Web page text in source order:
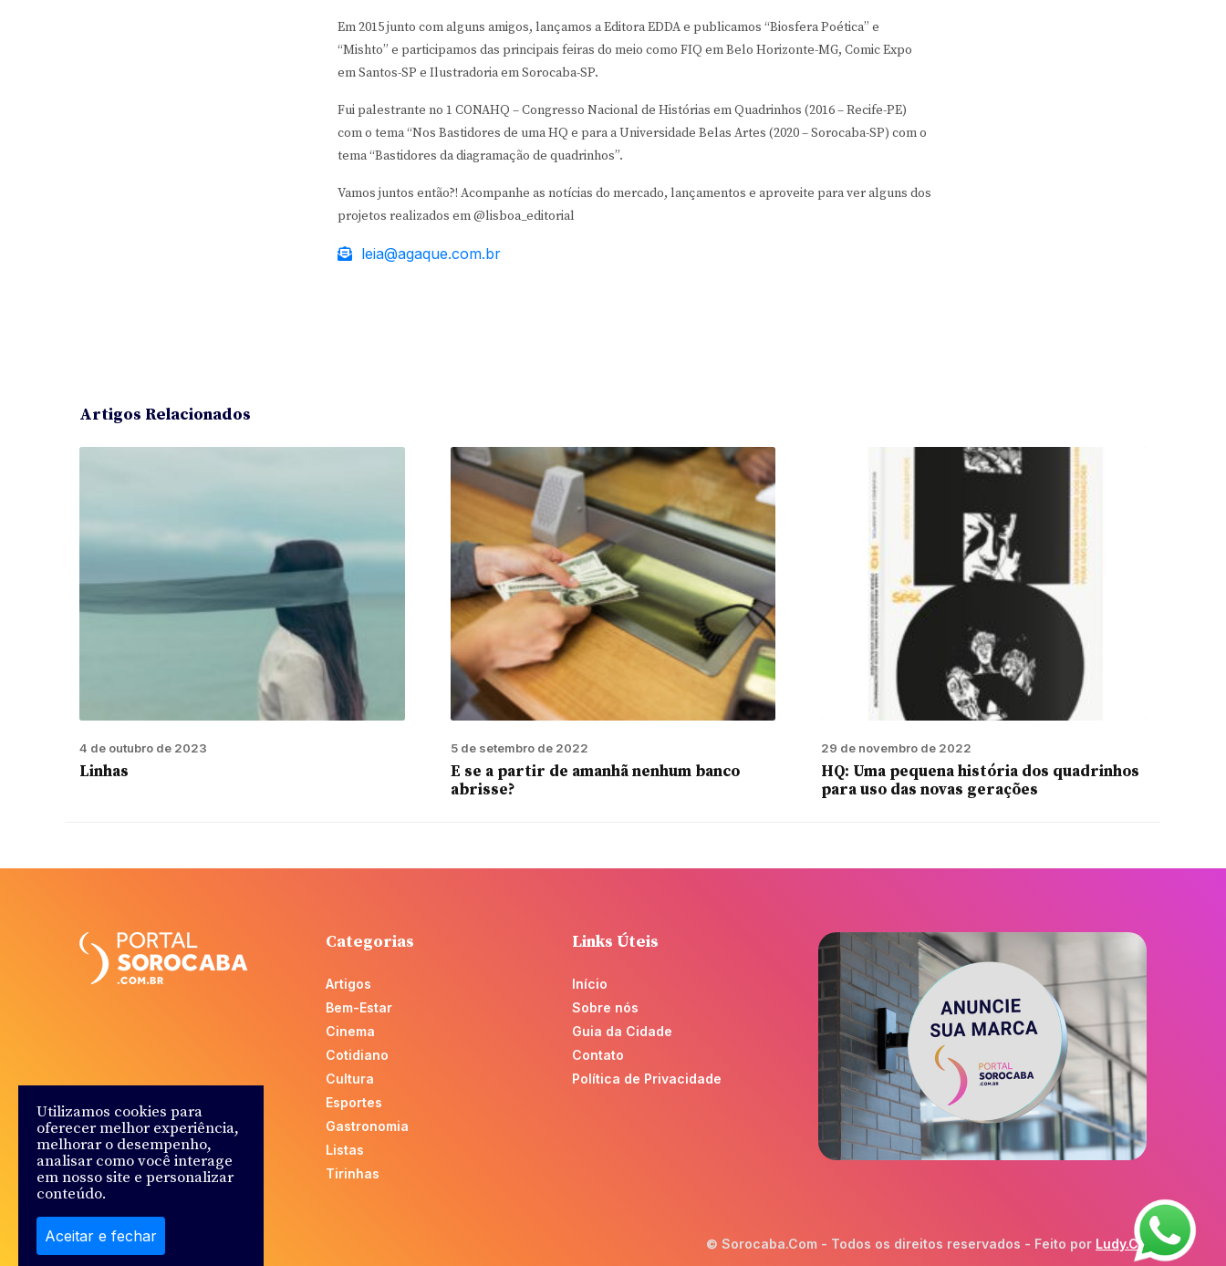
Em 2015 junto com alguns amigos, lançamos a Editora EDDA e publicamos “Biosfera Poética” e
“Mishto” e participamos das principais feiras do meio como FIQ em Belo Horizonte-MG, Comic Expo
em Santos-SP e Ilustradoria em Sorocaba-SP.
Fui palestrante no 1 CONAHQ – Congresso Nacional de Histórias em Quadrinhos (2016 – Recife-PE)
com o tema “Nos Bastidores de uma HQ e para a Universidade Belas Artes (2020 – Sorocaba-SP) com o
tema “Bastidores da diagramação de quadrinhos”.
Vamos juntos então?! Acompanhe as notícias do mercado, lançamentos e aproveite para ver alguns dos
projetos realizados em @lisboa_editorial
leia@agaque.com.br
Artigos Relacionados
4 de outubro de 2023
Linhas
5 de setembro de 2022
E se a partir de amanhã nenhum banco
abrisse?
29 de novembro de 2022
HQ: Uma pequena história dos quadrinhos
para uso das novas gerações
Categorias
Artigos
Bem-Estar
Cinema
Cotidiano
Cultura
Esportes
Gastronomia
Listas
Tirinhas
Links Úteis
Início
Sobre nós
Guia da Cidade
Contato
Política de Privacidade
© Sorocaba.Com - Todos os direitos reservados - Feito por Ludy.Co
Utilizamos cookies para
oferecer melhor experiência,
melhorar o desempenho,
analisar como você interage
em nosso site e personalizar
conteúdo.
Aceitar e fechar